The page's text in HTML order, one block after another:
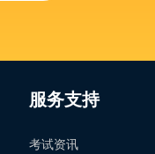
服务支持
考试资讯